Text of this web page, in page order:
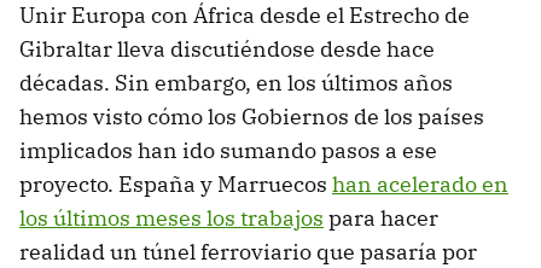
Unir Europa con África desde el Estrecho de
Gibraltar lleva discutiéndose desde hace
décadas. Sin embargo, en los últimos años
hemos visto cómo los Gobiernos de los países
implicados han ido sumando pasos a ese
proyecto. España y Marruecos han acelerado en
los últimos meses los trabajos para hacer
realidad un túnel ferroviario que pasaría por